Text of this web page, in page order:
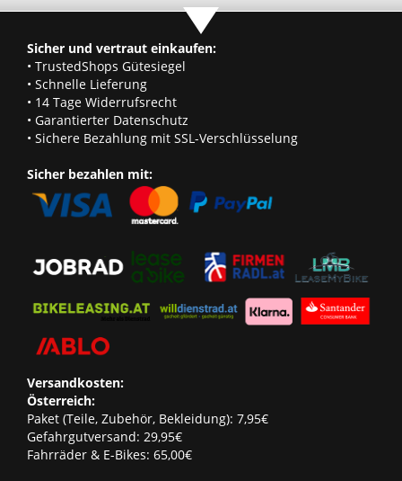
Sicher und vertraut einkaufen:
• TrustedShops Gütesiegel
• Schnelle Lieferung
• 14 Tage Widerrufsrecht
• Garantierter Datenschutz
• Sichere Bezahlung mit SSL-Verschlüsselung
Sicher bezahlen mit:
Versandkosten:
Österreich:
Paket (Teile, Zubehör, Bekleidung): 7,95€
Gefahrgutversand: 29,95€
Fahrräder & E-Bikes: 65,00€